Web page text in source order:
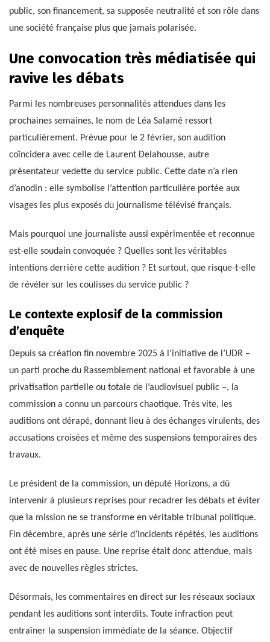
public, son financement, sa supposée neutralité et son rôle dans
une société française plus que jamais polarisée.
Une convocation très médiatisée qui
ravive les débats
Parmi les nombreuses personnalités attendues dans les
prochaines semaines, le nom de Léa Salamé ressort
particulièrement. Prévue pour le 2 février, son audition
coïncidera avec celle de Laurent Delahousse, autre
présentateur vedette du service public. Cette date n’a rien
d’anodin : elle symbolise l’attention particulière portée aux
visages les plus exposés du journalisme télévisé français.
Mais pourquoi une journaliste aussi expérimentée et reconnue
est-elle soudain convoquée ? Quelles sont les véritables
intentions derrière cette audition ? Et surtout, que risque-t-elle
de révéler sur les coulisses du service public ?
Le contexte explosif de la commission
d’enquête
Depuis sa création fin novembre 2025 à l’initiative de l’UDR –
un parti proche du Rassemblement national et favorable à une
privatisation partielle ou totale de l’audiovisuel public –, la
commission a connu un parcours chaotique. Très vite, les
auditions ont dérapé, donnant lieu à des échanges virulents, des
accusations croisées et même des suspensions temporaires des
travaux.
Le président de la commission, un député Horizons, a dû
intervenir à plusieurs reprises pour recadrer les débats et éviter
que la mission ne se transforme en véritable tribunal politique.
Fin décembre, après une série d’incidents répétés, les auditions
ont été mises en pause. Une reprise était donc attendue, mais
avec de nouvelles règles strictes.
Désormais, les commentaires en direct sur les réseaux sociaux
pendant les auditions sont interdits. Toute infraction peut
entraîner la suspension immédiate de la séance. Objectif